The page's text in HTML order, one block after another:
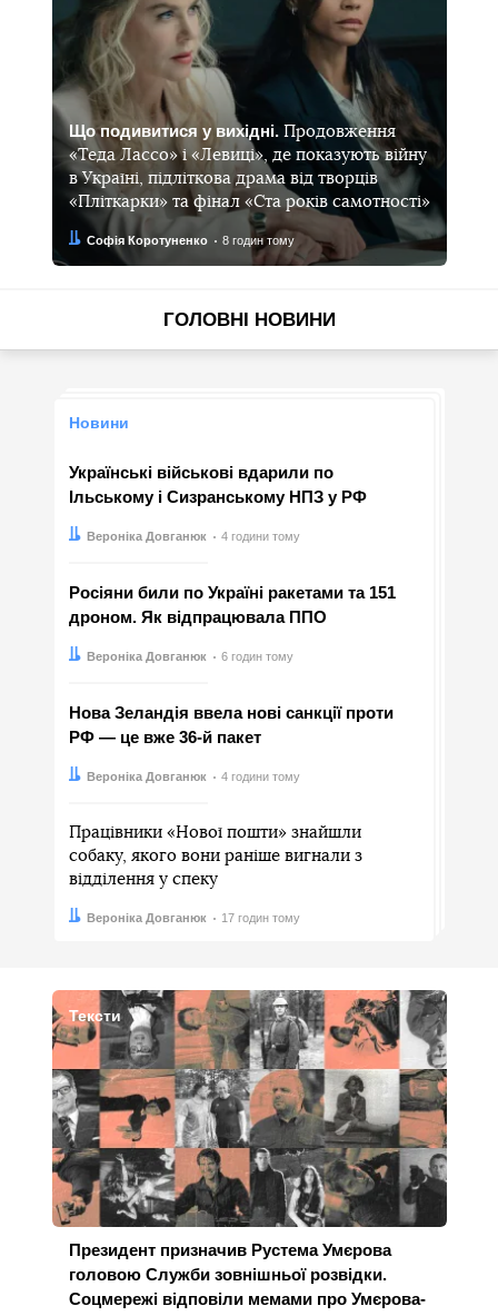
Що подивитися у вихідні. Продовження
«Теда Лассо» і «Левиці», де показують війну
в Україні, підліткова драма від творців
«Пліткарки» та фінал «Ста років самотності»
Автор:
Софія Коротуненко
Дата: 8 годин тому
ГОЛОВНІ НОВИНИ
Новини
Українські військові вдарили по
Ільському і Сизранському НПЗ у РФ
Автор:
Вероніка Довганюк
Дата: 4 години тому
Росіяни били по Україні ракетами та 151
дроном. Як відпрацювала ППО
Автор:
Вероніка Довганюк
Дата: 6 годин тому
Нова Зеландія ввела нові санкції проти
РФ — це вже 36-й пакет
Автор:
Вероніка Довганюк
Дата: 4 години тому
Працівники «Нової пошти» знайшли
собаку, якого вони раніше вигнали з
відділення у спеку
Автор:
Вероніка Довганюк
Дата: 17 годин тому
Тексти
Президент призначив Рустема Умєрова
головою Служби зовнішньої розвідки.
Соцмережі відповіли мемами про Умєрова-